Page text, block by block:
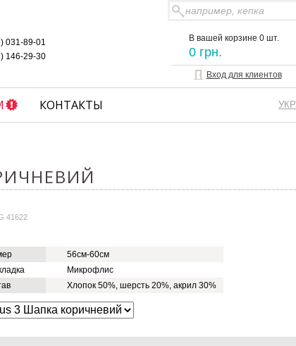
031-89-01
146-29-30
В вашей корзине 0 шт.
0 грн.
Вход для клиентов
УКР
КОНТАКТЫ
41622
56см-60см
Микрофлис
Хлопок 50%, шерсть 20%, акрил 30%